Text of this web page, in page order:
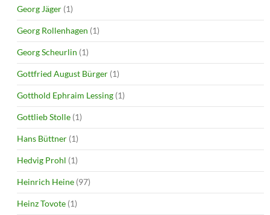
Georg Jäger (1)
Georg Rollenhagen (1)
Georg Scheurlin (1)
Gottfried August Bürger (1)
Gotthold Ephraim Lessing (1)
Gottlieb Stolle (1)
Hans Büttner (1)
Hedvig Prohl (1)
Heinrich Heine (97)
Heinz Tovote (1)